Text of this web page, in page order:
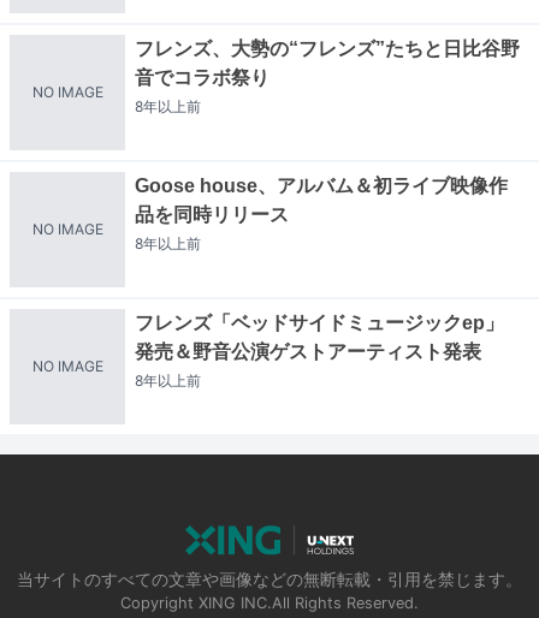
NO IMAGE
フレンズ、大勢の“フレンズ”たちと日比谷野
音でコラボ祭り
8年以上前
NO IMAGE
Goose house、アルバム＆初ライブ映像作
品を同時リリース
8年以上前
NO IMAGE
フレンズ「ベッドサイドミュージックep」
発売＆野音公演ゲストアーティスト発表
8年以上前
当サイトのすべての文章や画像などの無断転載・引用を禁じます。
Copyright XING INC.All Rights Reserved.